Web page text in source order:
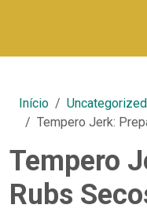
Início
Uncategorized
Tempero Jerk:
Tempero
Rubs